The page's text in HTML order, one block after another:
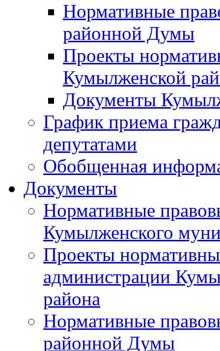
Нормативные
районной Думы
Проекты
Кумылженской
Документы
График приема
депутатами
Обобщенная
Документы
Нормативные
Кумылженского
Проекты
администрации
района
Нормативные
районной Думы